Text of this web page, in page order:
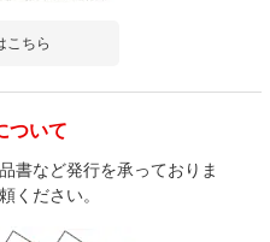
こちら
ついて
書など発行を承っておりま
ください。